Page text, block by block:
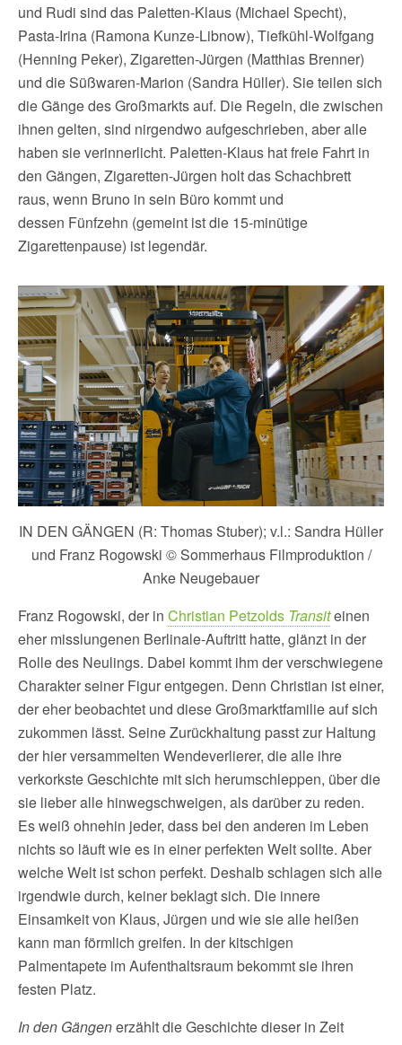
und Rudi sind das Paletten-Klaus (Michael Specht),
Pasta-Irina (Ramona Kunze-Libnow), Tiefkühl-Wolfgang
(Henning Peker), Zigaretten-Jürgen (Matthias Brenner)
und die Süßwaren-Marion (Sandra Hüller). Sie teilen sich
die Gänge des Großmarkts auf. Die Regeln, die zwischen
ihnen gelten, sind nirgendwo aufgeschrieben, aber alle
haben sie verinnerlicht. Paletten-Klaus hat freie Fahrt in
den Gängen, Zigaretten-Jürgen holt das Schachbrett
raus, wenn Bruno in sein Büro kommt und
dessen Fünfzehn (gemeint ist die 15-minütige
Zigarettenpause) ist legendär.
IN DEN GÄNGEN (R: Thomas Stuber); v.l.: Sandra Hüller
und Franz Rogowski © Sommerhaus Filmproduktion /
Anke Neugebauer
Franz Rogowski, der in Christian Petzolds Transiteinen
eher misslungenen Berlinale-Auftritt hatte, glänzt in der
Rolle des Neulings. Dabei kommt ihm der verschwiegene
Charakter seiner Figur entgegen. Denn Christian ist einer,
der eher beobachtet und diese Großmarktfamilie auf sich
zukommen lässt. Seine Zurückhaltung passt zur Haltung
der hier versammelten Wendeverlierer, die alle ihre
verkorkste Geschichte mit sich herumschleppen, über die
sie lieber alle hinwegschweigen, als darüber zu reden.
Es weiß ohnehin jeder, dass bei den anderen im Leben
nichts so läuft wie es in einer perfekten Welt sollte. Aber
welche Welt ist schon perfekt. Deshalb schlagen sich alle
irgendwie durch, keiner beklagt sich. Die innere
Einsamkeit von Klaus, Jürgen und wie sie alle heißen
kann man förmlich greifen. In der kitschigen
Palmentapete im Aufenthaltsraum bekommt sie ihren
festen Platz.
In den Gängenerzählt die Geschichte dieser in Zeit